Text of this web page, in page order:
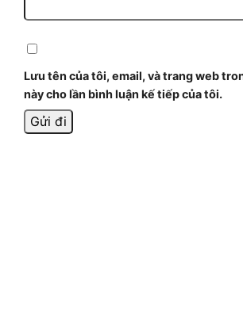
Lưu tên của tôi, email, và trang web
này cho lần bình luận kế tiếp của tôi.